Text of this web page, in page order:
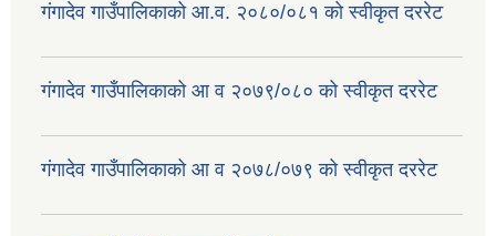
गंगादेव गाउँपालिकाको आ.व. २०८०/०८१ को स्वीकृत दररेट
गंगादेव गाउँपालिकाको आ व २०७९/०८० को स्वीकृत दररेट
गंगादेव गाउँपालिकाको आ व २०७८/०७९ को स्वीकृत दररेट